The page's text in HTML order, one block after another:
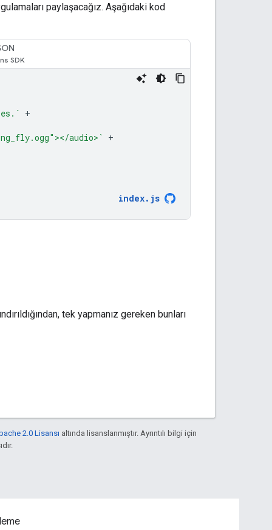
paylaşacağız. Aşağıdaki kod
+
audio>` +
index. js
tek yapmanız gereken bunları
2.0 Lisansı altında lisanslanmıştır. Ayrıntılı bilgi için